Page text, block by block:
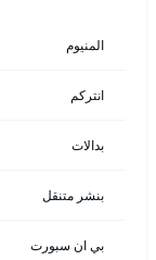
المنيوم
انتركم
بدالات
بنشر متنقل
بي ان سبورت